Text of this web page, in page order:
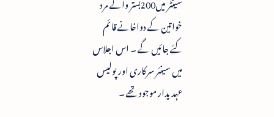
خواتین کے دواخانے قائم
کئے جائیں گے ۔ اس اجلاس
میں سینئر سرکاری اور پولیس
عہدیدار موجود تھے ۔